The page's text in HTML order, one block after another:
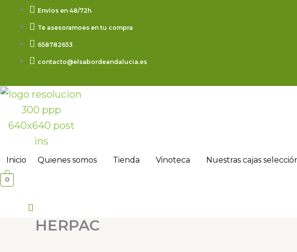
contenido
Envíos en 48/72h
Te asesoramoes en tu compra
658782653
contacto@elsabordeandalucia.es
Inicio Quienes somos Tienda Vinoteca Nuestras cajas
0
HERPAC